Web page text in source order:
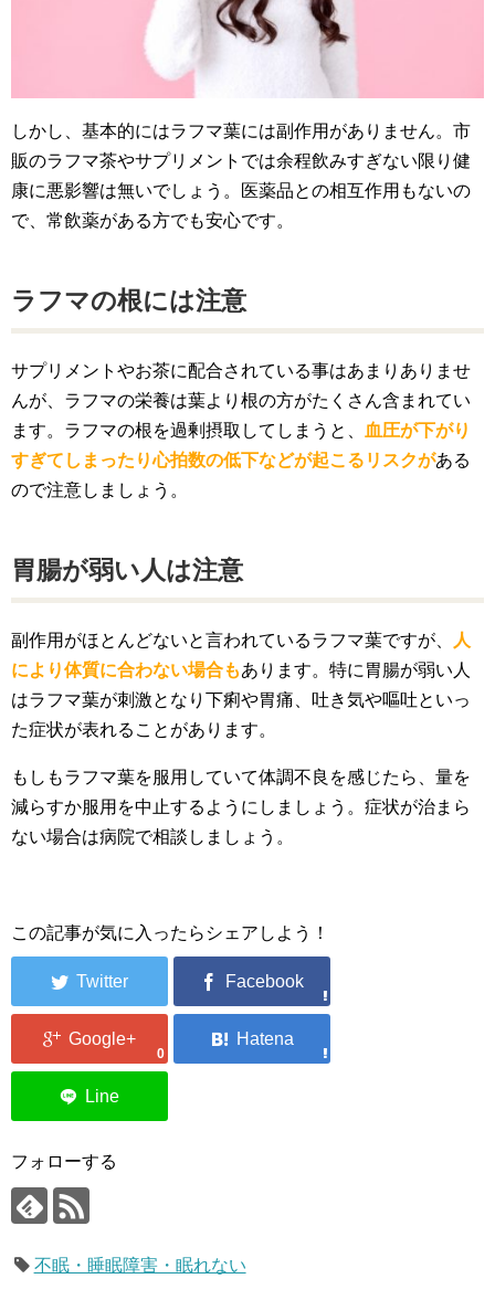
しかし、基本的にはラフマ葉には副作用がありません。市
販のラフマ茶やサプリメントでは余程飲みすぎない限り健
康に悪影響は無いでしょう。医薬品との相互作用もないの
で、常飲薬がある方でも安心です。
ラフマの根には注意
サプリメントやお茶に配合されている事はあまりありませ
んが、ラフマの栄養は葉より根の方がたくさん含まれてい
ます。ラフマの根を過剰摂取してしまうと、
血圧が下がり
すぎてしまったり心拍数の低下などが起こるリスクがある
ので注意しましょう。
胃腸が弱い人は注意
副作用がほとんどないと言われているラフマ葉ですが、
人
により体質に合わない場合もあります。特に胃腸が弱い人
はラフマ葉が刺激となり下痢や胃痛、吐き気や嘔吐といっ
た症状が表れることがあります。
もしもラフマ葉を服用していて体調不良を感じたら、量を
減らすか服用を中止するようにしましょう。症状が治まら
ない場合は病院で相談しましょう。
この記事が気に入ったらシェアしよう！
0
フォローする
不眠・睡眠障害・眠れない